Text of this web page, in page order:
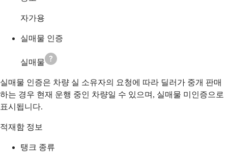
자가용
실매물 인증
실매물
실매물 인증은 차량 실 소유자의 요청에 따라 딜러가 중개 판매
하는 경우 현재 운행 중인 차량일 수 있으며, 실매물 미인증으로
표시됩니다.
적재함 정보
탱크 종류